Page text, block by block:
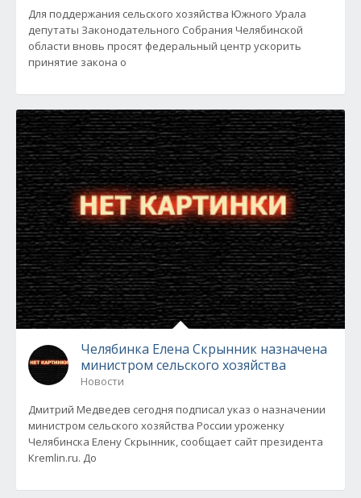
Для поддержания сельского хозяйства Южного Урала
депутаты Законодательного Собрания Челябинской
области вновь просят федеральный центр ускорить
принятие закона о
Челябинка Елена Скрынник назначена
министром сельского хозяйства
Новости
Дмитрий Медведев сегодня подписал указ о назначении
министром сельского хозяйства России уроженку
Челябинска Елену Скрынник, сообщает сайт президента
Kremlin.ru. До